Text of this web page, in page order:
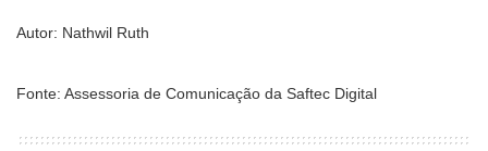
Autor: Nathwil Ruth
Fonte: Assessoria de Comunicação da Saftec Digital